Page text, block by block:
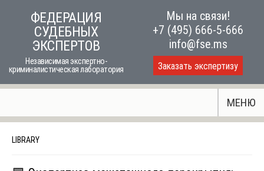
ФЕДЕРАЦИЯ
СУДЕБНЫХ
ЭКСПЕРТОВ
Независимая экспертно-
криминалистическая лаборатория
Мы на связи!
+7 (495) 666-5-666
info@fse.ms
Заказать экспертизу
МЕНЮ
LIBRARY